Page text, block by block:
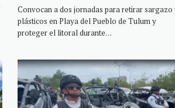
Convocan a dos jornadas para retirar sargazo
plásticos en Playa del Pueblo de Tulum y
proteger el litoral durante…